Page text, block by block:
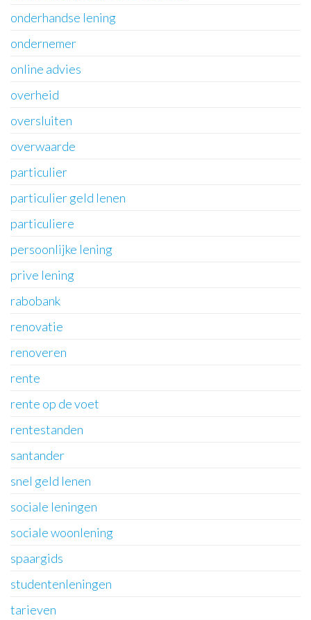
onderhandse lening
ondernemer
online advies
overheid
oversluiten
overwaarde
particulier
particulier geld lenen
particuliere
persoonlijke lening
prive lening
rabobank
renovatie
renoveren
rente
rente op de voet
rentestanden
santander
snel geld lenen
sociale leningen
sociale woonlening
spaargids
studentenleningen
tarieven